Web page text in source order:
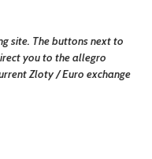
site. The buttons next to
you to the allegro
Zloty / Euro exchange